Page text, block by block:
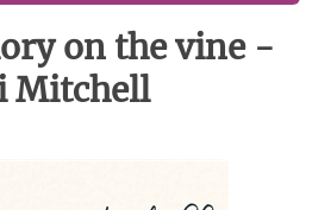
on the vine -
Mitchell